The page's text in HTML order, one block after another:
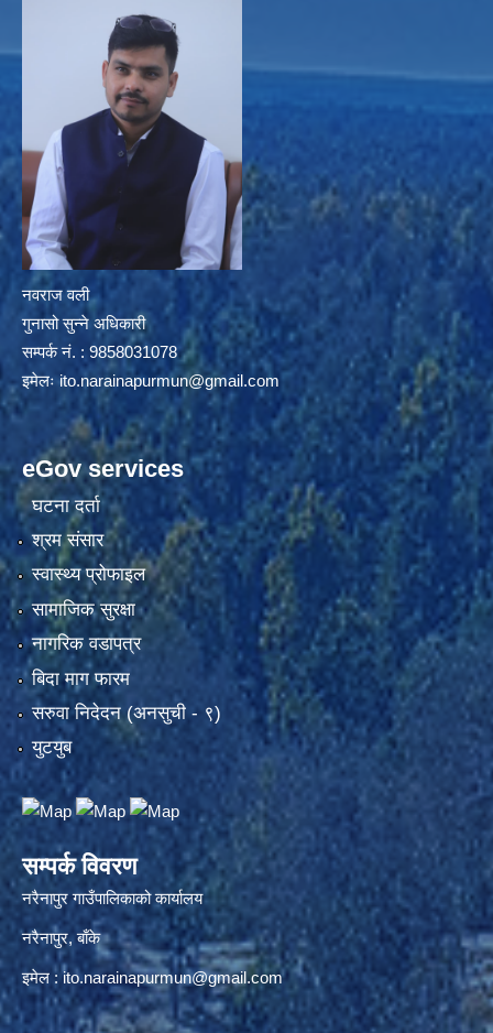
नवराज वली
गुनासो सुन्ने अधिकारी
सम्पर्क नं. : 9858031078
इमेलःito.narainapurmun@gmail.com
eGov services
घटना दर्ता
श्रम संसार
स्वास्थ्य प्रोफाइल
सामाजिक सुरक्षा
नागरिक वडापत्र
बिदा माग फारम
सरुवा निदेदन (अनसुची - ९)
युटयुब
सम्पर्क विवरण
नरैनापुर गाउँपालिकाको कार्यालय
नरैनापुर, बाँके
इमेल :ito.narainapurmun@gmail.com